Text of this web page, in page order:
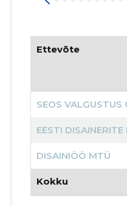
Ettevõte
SEOS VALGUSTUS
DISAINIÖÖ MTÜ
Kokku